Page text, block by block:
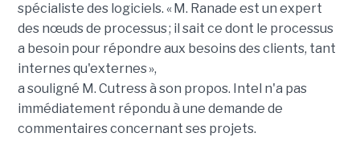
spécialiste des logiciels. « M. Ranade est un expert
des nœuds de processus ; il sait ce dont le processus
a besoin pour répondre aux besoins des clients, tant
internes qu'externes »,
a souligné M. Cutress à son propos. Intel n'a pas
immédiatement répondu à une demande de
commentaires concernant ses projets.